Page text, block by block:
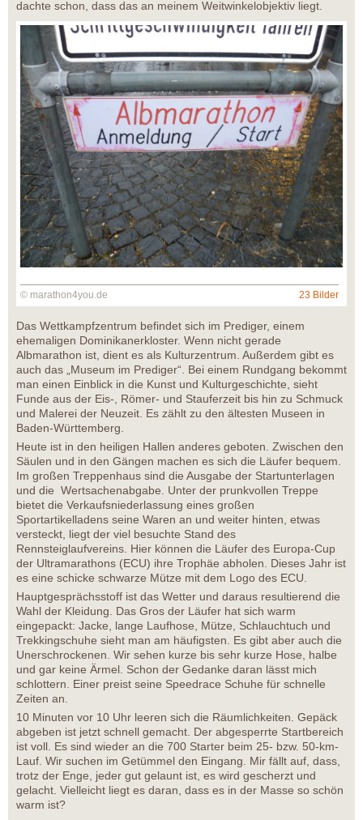
dachte schon, dass das an meinem Weitwinkelobjektiv liegt.
© marathon4you.de 23 Bilder
Das Wettkampfzentrum befindet sich im Prediger, einem
ehemaligen Dominikanerkloster. Wenn nicht gerade
Albmarathon ist, dient es als Kulturzentrum. Außerdem gibt es
auch das „Museum im Prediger“. Bei einem Rundgang bekommt
man einen Einblick in die Kunst und Kulturgeschichte, sieht
Funde aus der Eis-, Römer- und Stauferzeit bis hin zu Schmuck
und Malerei der Neuzeit. Es zählt zu den ältesten Museen in
Baden-Württemberg.
Heute ist in den heiligen Hallen anderes geboten. Zwischen den
Säulen und in den Gängen machen es sich die Läufer bequem.
Im großen Treppenhaus sind die Ausgabe der Startunterlagen
und die Wertsachenabgabe. Unter der prunkvollen Treppe
bietet die Verkaufsniederlassung eines großen
Sportartikelladens seine Waren an und weiter hinten, etwas
versteckt, liegt der viel besuchte Stand des
Rennsteiglaufvereins. Hier können die Läufer des Europa-Cup
der Ultramarathons (ECU) ihre Trophäe abholen. Dieses Jahr ist
es eine schicke schwarze Mütze mit dem Logo des ECU.
Hauptgesprächsstoff ist das Wetter und daraus resultierend die
Wahl der Kleidung. Das Gros der Läufer hat sich warm
eingepackt: Jacke, lange Laufhose, Mütze, Schlauchtuch und
Trekkingschuhe sieht man am häufigsten. Es gibt aber auch die
Unerschrockenen. Wir sehen kurze bis sehr kurze Hose, halbe
und gar keine Ärmel. Schon der Gedanke daran lässt mich
schlottern. Einer preist seine Speedrace Schuhe für schnelle
Zeiten an.
10 Minuten vor 10 Uhr leeren sich die Räumlichkeiten. Gepäck
abgeben ist jetzt schnell gemacht. Der abgesperrte Startbereich
ist voll. Es sind wieder an die 700 Starter beim 25- bzw. 50-km-
Lauf. Wir suchen im Getümmel den Eingang. Mir fällt auf, dass,
trotz der Enge, jeder gut gelaunt ist, es wird gescherzt und
gelacht. Vielleicht liegt es daran, dass es in der Masse so schön
warm ist?